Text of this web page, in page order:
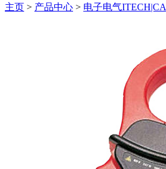
主页 > 产品中心 > 电子电气ITECH|CA